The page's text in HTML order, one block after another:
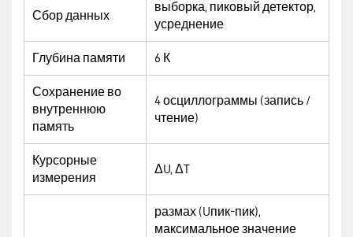
Сбор данных
выборка, пиковый детектор,
усреднение
Глубина памяти 6 К
Сохранение во
внутреннюю
память
4 осциллограммы (запись /
чтение)
Курсорные
измерения
ΔU, ΔT
размах (Uпик-пик),
максимальное значение